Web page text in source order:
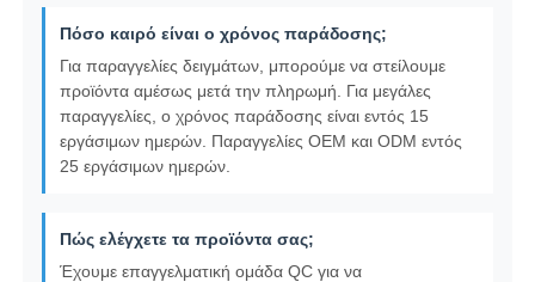
Πόσο καιρό είναι ο χρόνος παράδοσης;
Για παραγγελίες δειγμάτων, μπορούμε να στείλουμε
προϊόντα αμέσως μετά την πληρωμή. Για μεγάλες
παραγγελίες, ο χρόνος παράδοσης είναι εντός 15
εργάσιμων ημερών. Παραγγελίες OEM και ODM εντός
25 εργάσιμων ημερών.
Πώς ελέγχετε τα προϊόντα σας;
Έχουμε επαγγελματική ομάδα QC για να